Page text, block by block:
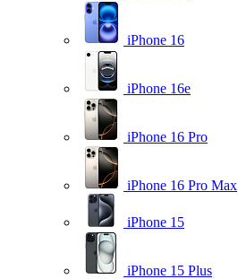
iPhone 16
iPhone 16e
iPhone 16 Pro
iPhone 16 Pro Max
iPhone 15
iPhone 15 Plus